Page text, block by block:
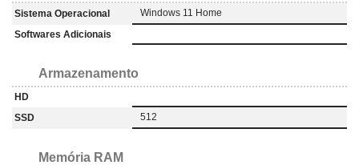
Sistema Operacional
Windows 11 Home
Softwares Adicionais
Armazenamento
HD
SSD
512
Memória RAM